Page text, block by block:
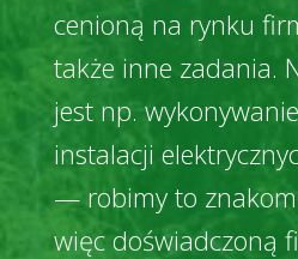
cenioną na rynku
także inne zadania.
jest np.
instalacji
— robimy to
więc doświadczoną